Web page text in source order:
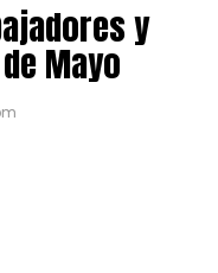
y
Mayo